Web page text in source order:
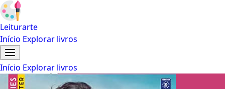
Leiturarte
Início Explorar livros
Início Explorar livros